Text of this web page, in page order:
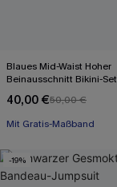
Blaues Mid-Waist Hoher
Beinausschnitt Bikini-Set
40,00 €50,00 €
Mit Gratis-Maßband
-19%